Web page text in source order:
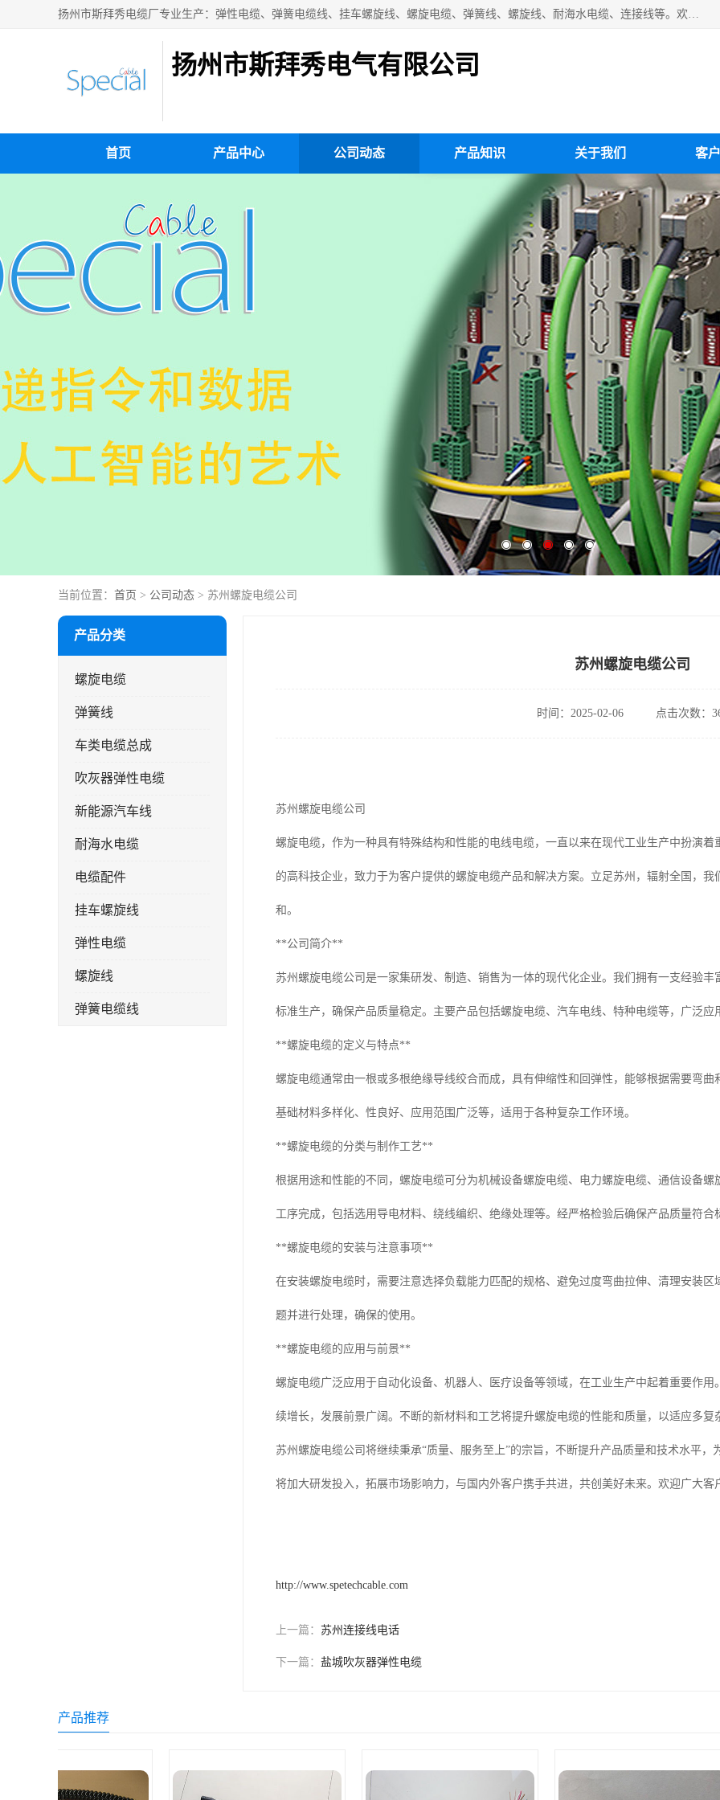
扬州市斯拜秀电缆厂专业生产：弹性电缆、弹簧电缆线、挂车螺旋线、螺旋电缆、弹簧线、螺旋线、耐海水电缆、连接线等。欢迎来电咨询！
扬州市斯拜秀电气有限公司
首页 产品中心 公司动态 产品知识 关于我们 客
当前位置： 首页 > 公司动态 > 苏州螺旋电缆公司
产品分类
螺旋电缆
弹簧线
车类电缆总成
吹灰器弹性电缆
新能源汽车线
耐海水电缆
电缆配件
挂车螺旋线
弹性电缆
螺旋线
弹簧电缆线
苏州螺旋电缆公司
时间：2025-02-06 点击次数：
苏州螺旋电缆公司
螺旋电缆，作为一种具有特殊结构和性能的电线电缆，一直以来在现代工业生产中扮演
的高科技企业，致力于为客户提供的螺旋电缆产品和解决方案。立足苏州，辐射全国，
和。
**公司简介**
苏州螺旋电缆公司是一家集研发、制造、销售为一体的现代化企业。我们拥有一支经验
标准生产，确保产品质量稳定。主要产品包括螺旋电缆、汽车电线、特种电缆等，广泛
**螺旋电缆的定义与特点**
螺旋电缆通常由一根或多根绝缘导线绞合而成，具有伸缩性和回弹性，能够根据需要弯
基础材料多样化、性良好、应用范围广泛等，适用于各种复杂工作环境。
**螺旋电缆的分类与制作工艺**
根据用途和性能的不同，螺旋电缆可分为机械设备螺旋电缆、电力螺旋电缆、通信设备
工序完成，包括选用导电材料、绕线编织、绝缘处理等。经严格检验后确保产品质量符合
**螺旋电缆的安装与注意事项**
在安装螺旋电缆时，需要注意选择负载能力匹配的规格、避免过度弯曲拉伸、清理安装
题并进行处理，确保的使用。
**螺旋电缆的应用与前景**
螺旋电缆广泛应用于自动化设备、机器人、医疗设备等领域，在工业生产中起着重要作
续增长，发展前景广阔。不断的新材料和工艺将提升螺旋电缆的性能和质量，以适应多复
苏州螺旋电缆公司将继续秉承“质量、服务至上”的宗旨，不断提升产品质量和技术水平
将加大研发投入，拓展市场影响力，与国内外客户携手共进，共创美好未来。欢迎广大客
http://www.spetechcable.com
上一篇： 苏州连接线电话
下一篇： 盐城吹灰器弹性电缆
产品推荐